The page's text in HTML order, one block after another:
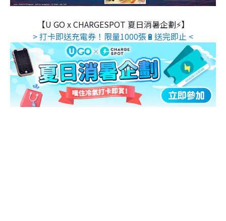
【U GO x CHARGESPOT 夏日消暑企劃⚡】
> 打卡即送充電券！限量1000張🔋送完即止 <